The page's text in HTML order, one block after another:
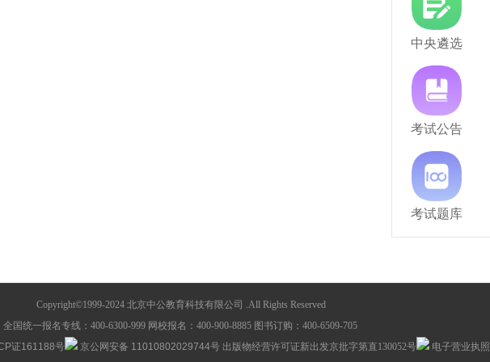
中央遴选
考试公告
考试题库
Copyright©1999-2024 北京中公教育科技有限公司 .All Rights Reserved
全国统一报名专线：400-6300-999 网校报名：400-900-8885 图书订购：400-6509-705
证161188号 京公网安备 11010802029744号 出版物经营许可证新出发京批字第直130052号 电子营业执照